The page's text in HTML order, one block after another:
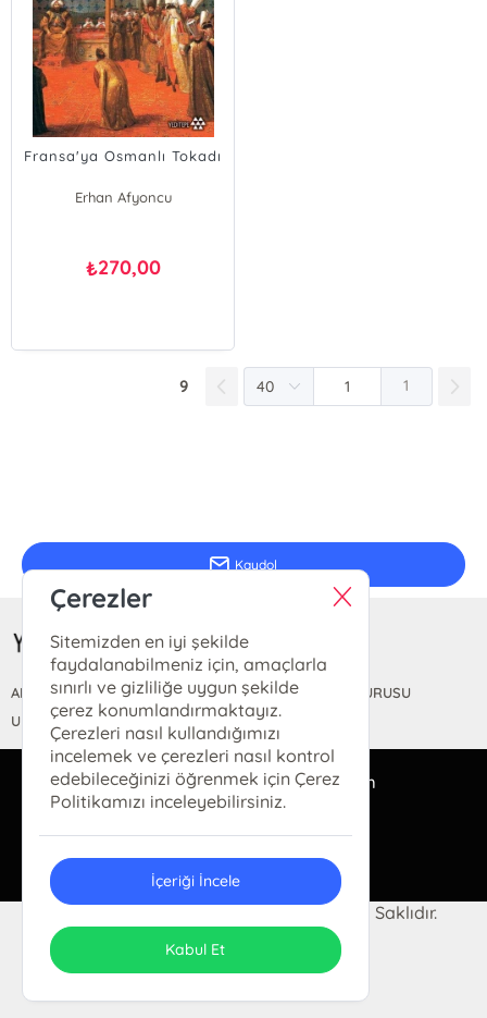
Fransa'ya Osmanlı Tokadı
Erhan Afyoncu
₺270,00
9 1
Kaydol
ANASAYFA HAKKIMIZDA FİYAT LİSTESİ
KİTAP BAŞVURUSU
ULUSLARARASI YAYINEVİ BELGESİ
bilgi@yeditepeyayinevi.com
(0212) 528 47 53
© 2024 YEDİTEPE YAYINEVİ Tüm Hakları Saklıdır.
Tasarım & Uygulama
Çerezler
Sitemizden en iyi şekilde
faydalanabilmeniz için, amaçlarla
sınırlı ve gizliliğe uygun şekilde
çerez konumlandırmaktayız.
Çerezleri nasıl kullandığımızı
incelemek ve çerezleri nasıl kontrol
edebileceğinizi öğrenmek için Çerez
Politikamızı inceleyebilirsiniz.
İçeriği İncele
Kabul Et